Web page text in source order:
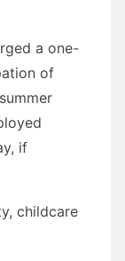
a one-
of
if
childcare